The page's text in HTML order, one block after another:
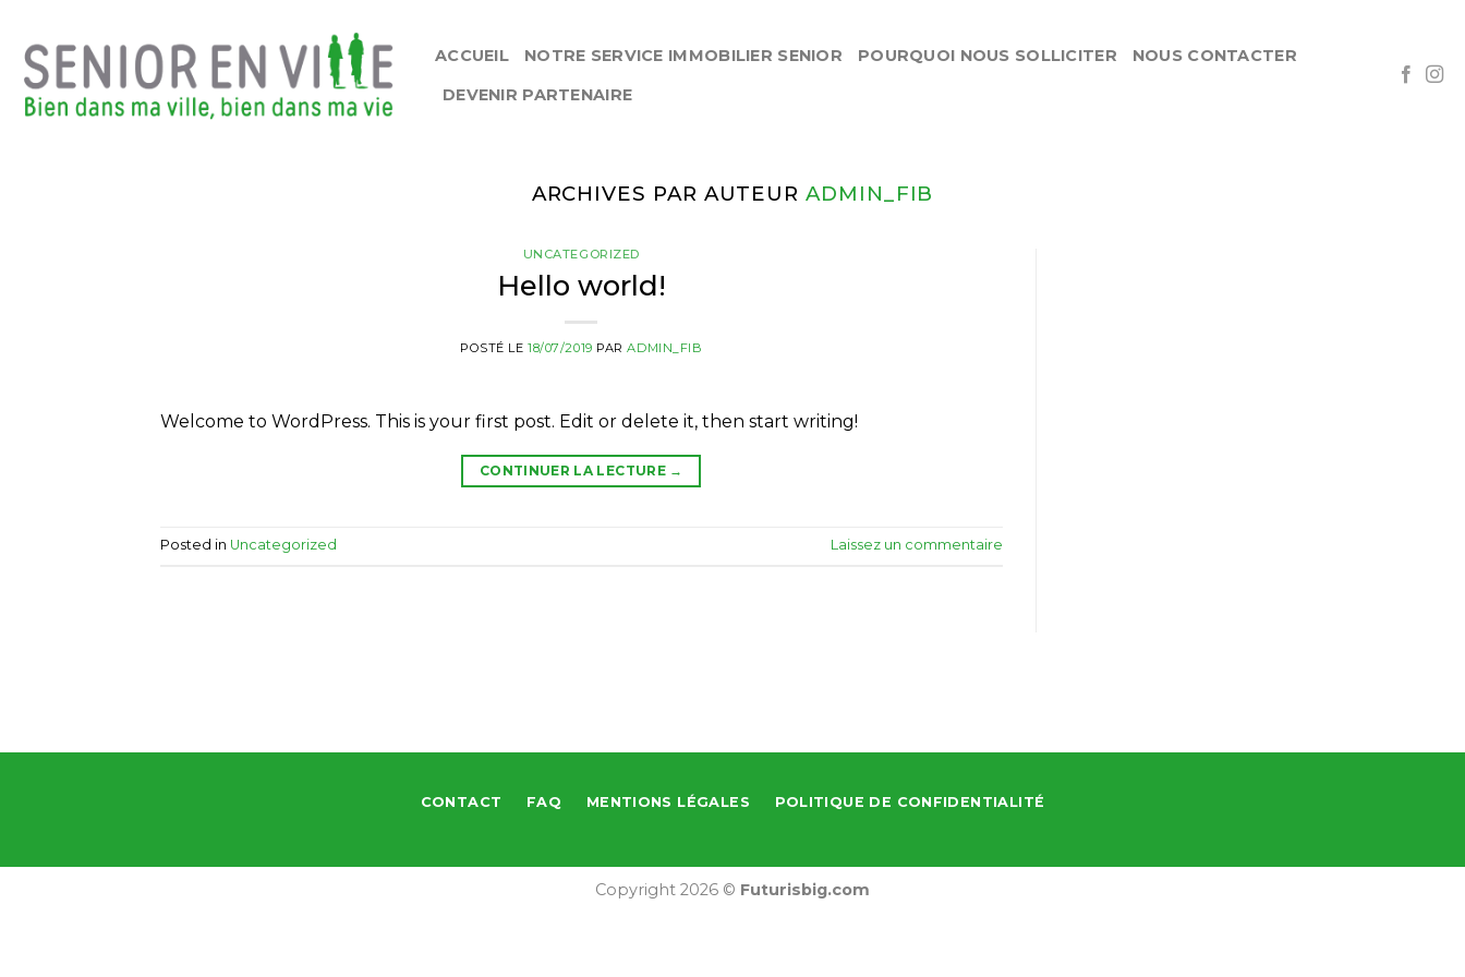
content
ACCUEIL NOTRE SERVICE IMMOBILIER SENIOR POURQUOI NOUS SOLLICITER
NOUS CONTACTER
DEVENIR PARTENAIRE
ARCHIVES PAR AUTEURADMIN_FIB
UNCATEGORIZED
Hello world!
POSTÉ LE18/07/2019 PARADMIN_FIB
Welcome to WordPress. This is your first post. Edit or delete it, then start writing!
CONTINUER LA LECTURE →
Posted in Uncategorized Laissez un commentaire
CONTACT FAQ MENTIONS LÉGALES POLITIQUE DE CONFIDENTIALITÉ
Copyright 2026 © Futurisbig.com